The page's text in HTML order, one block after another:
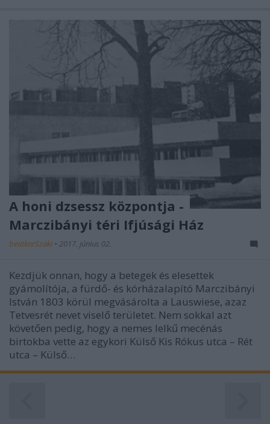
A honi dzsessz központja -
Marczibányi téri Ifjúsági Ház
beatkorSzaki • 2017. június 02.
Kezdjük onnan, hogy a betegek és elesettek
gyámolítója, a fürdő- és kórházalapító Marczibányi
István 1803 körül megvásárolta a Lauswiese, azaz
Tetvesrét nevet viselő területet. Nem sokkal azt
követően pedig, hogy a nemes lelkű mecénás
birtokba vette az egykori Külső Kis Rókus utca – Rét
utca – Külső…